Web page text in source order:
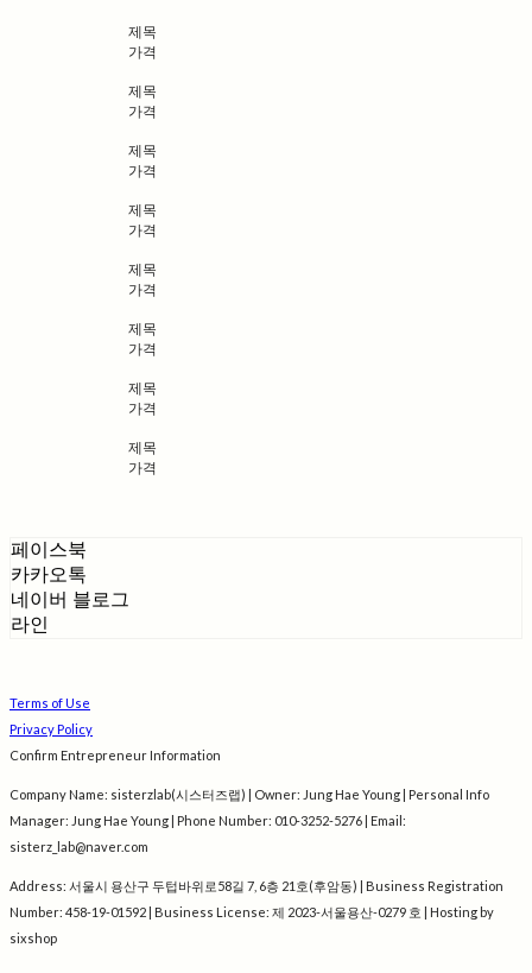
제목
가격
제목
가격
제목
가격
제목
가격
제목
가격
제목
가격
제목
가격
제목
가격
페이스북
카카오톡
네이버 블로그
라인
Terms of Use
Privacy Policy
Confirm Entrepreneur Information
Company Name: sisterzlab(시스터즈랩) | Owner: Jung Hae Young | Personal Info
Manager: Jung Hae Young | Phone Number: 010-3252-5276 | Email:
sisterz_lab@naver.com
Address: 서울시 용산구 두텁바위로58길 7, 6층 21호(후암동) | Business Registration
Number: 458-19-01592 | Business License: 제 2023-서울용산-0279 호 | Hosting by
sixshop